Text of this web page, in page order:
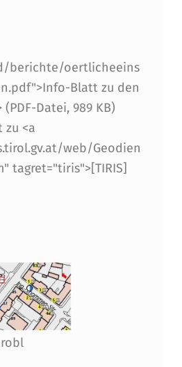
berichte/oertlicheeins
Blatt zu den
Datei, 989 KB)
zu <a
web/Geodien
tagret="tiris">[TIRIS]